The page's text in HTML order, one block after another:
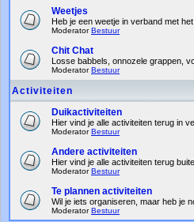
Weetjes
Heb je een weetje in verband met
ModeratorBestuur
Chit Chat
Losse babbels, onnozele grappen,
ModeratorBestuur
Activiteiten
Duikactiviteiten
Hier vind je alle activiteiten terug in
ModeratorBestuur
Andere activiteiten
Hier vind je alle activiteiten terug
ModeratorBestuur
Te plannen activiteiten
Wil je iets organiseren, maar heb je
ModeratorBestuur